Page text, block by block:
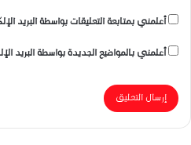
أعلمني بمتابعة التعليقات بواسطة البريد
أعلمني بالمواضيع الجديدة بواسطة البريد